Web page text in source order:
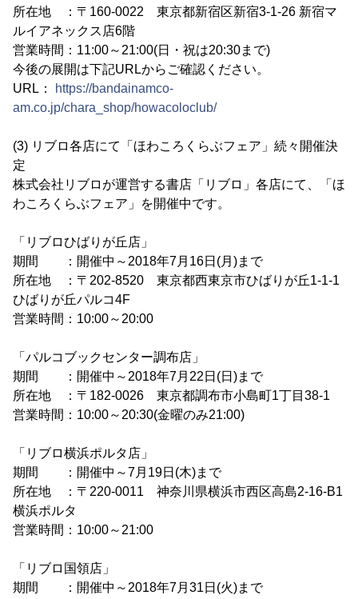
所在地 ：〒160-0022 東京都新宿区新宿3-1-26 新宿マ
ルイアネックス店6階
営業時間：11:00～21:00(日・祝は20:30まで)
今後の展開は下記URLからご確認ください。
URL：
https://bandainamco-
am.co.jp/chara_shop/howacoloclub/
(3) リブロ各店にて「ほわころくらぶフェア」続々開催決
定
株式会社リブロが運営する書店「リブロ」各店にて、「ほ
わころくらぶフェア」を開催中です。
「リブロひばりが丘店」
期間 ：開催中～2018年7月16日(月)まで
所在地 ：〒202-8520 東京都西東京市ひばりが丘1-1-1
ひばりが丘パルコ4F
営業時間：10:00～20:00
「パルコブックセンター調布店」
期間 ：開催中～2018年7月22日(日)まで
所在地 ：〒182-0026 東京都調布市小島町1丁目38-1
営業時間：10:00～20:30(金曜のみ21:00)
「リブロ横浜ポルタ店」
期間 ：開催中～7月19日(木)まで
所在地 ：〒220-0011 神奈川県横浜市西区高島2-16-B1
横浜ポルタ
営業時間：10:00～21:00
「リブロ国領店」
期間 ：開催中～2018年7月31日(火)まで